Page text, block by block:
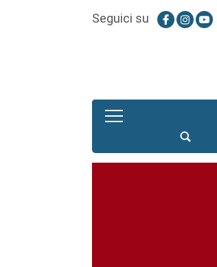
Seguici su